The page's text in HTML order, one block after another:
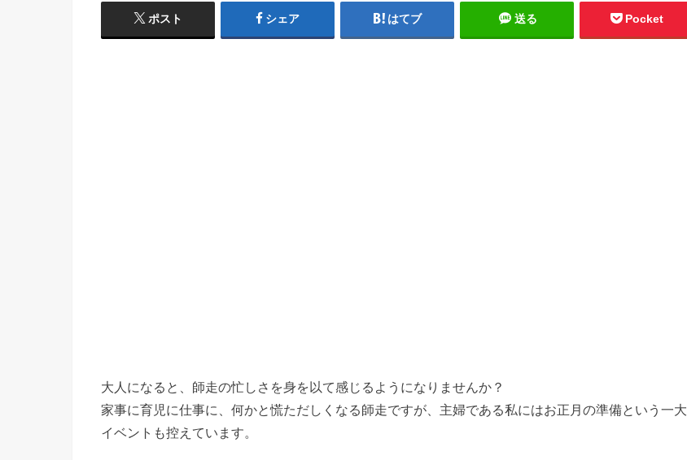
ポスト シェア はてブ 送る Pocket
大人になると、師走の忙しさを身を以て感じるようになりませんか？
家事に育児に仕事に、何かと慌ただしくなる師走ですが、主婦である私にはお正月の準備という一大
イベントも控えています。